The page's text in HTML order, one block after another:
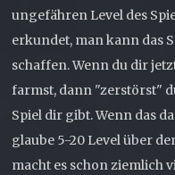
ungefähren Level des
erkundet, man kann das
schaffen. Wenn du dir
farmst, dann "zerstörst"
Spiel dir gibt. Wenn das
glaube 5-20 Level über
macht es schon ziemlich